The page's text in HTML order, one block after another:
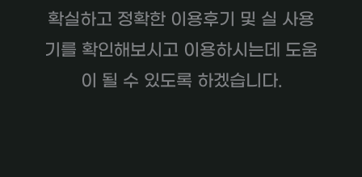
확실하고 정확한 이용후기 및 실 사용
기를 확인해보시고 이용하시는데 도움
이 될 수 있도록 하겠습니다.